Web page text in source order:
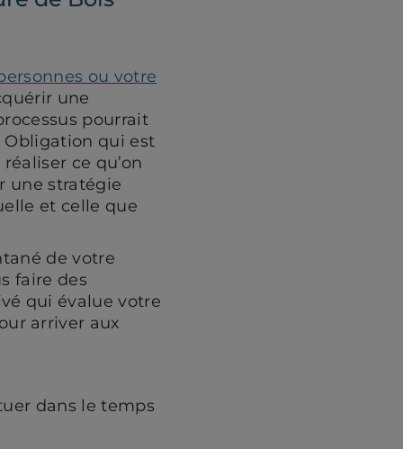
ou votre
une
pourrait
Obligation qui est
ce qu’on
une stratégie
et celle que
de votre
faire des
qui évalue votre
arriver aux
dans le temps